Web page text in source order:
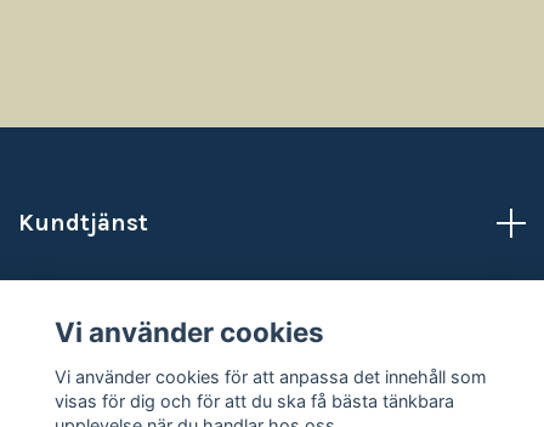
Kundtjänst
Sociala medier
Vi använder cookies
Vi använder cookies för att anpassa det innehåll som
visas för dig och för att du ska få bästa tänkbara